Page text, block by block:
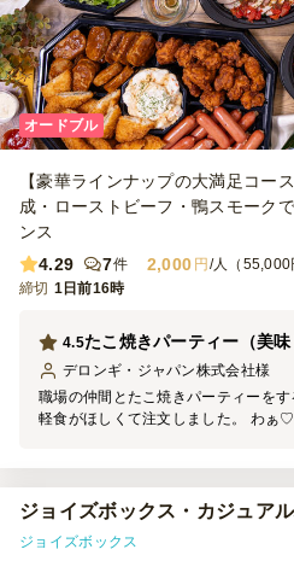
オードブル
【豪華ラインナップの大満足コー
成・ローストビーフ・鴨スモーク
ンス
4.29
7件 2,000 円 /人（55,000
締切 1日前16時
たこ焼きパーティー（美味
4.5
デロンギ・ジャパン株式会社様
職場の仲間とたこ焼きパーティーを
軽食がほしくて注文しました。 わぁ
ん。 でも、どれも美味しかったので
のごみが少なめだったのも◎
ジョイズボックス・カジュア
ジョイズボックス